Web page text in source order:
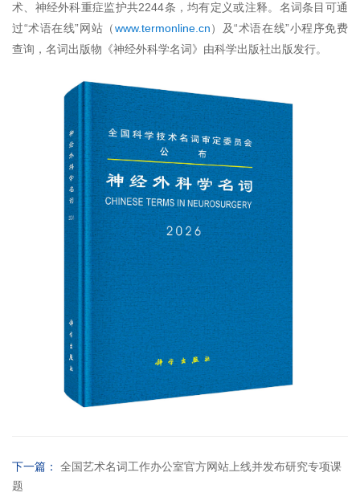
术、神经外科重症监护共2244条，均有定义或注释。名词条目可通
过“术语在线”网站（www.termonline.cn）及“术语在线”小程序免费
查询，名词出版物《神经外科学名词》由科学出版社出版发行。
下一篇：
全国艺术名词工作办公室官方网站上线并发布研究专项课
题